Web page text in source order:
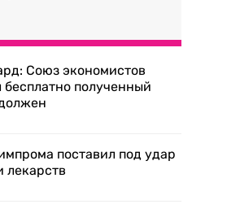
Союз экономистов
бесплатно полученный
поставил под удар
лекарств